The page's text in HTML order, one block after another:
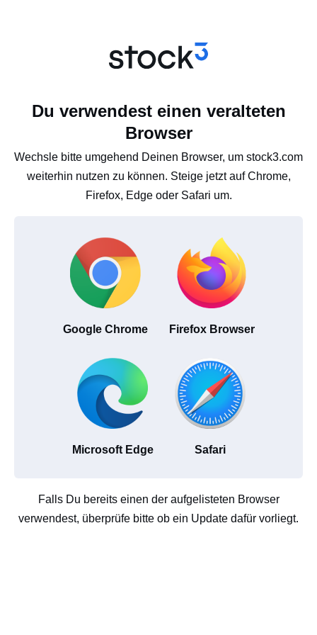
Du verwendest einen veralteten
Browser
Wechsle bitte umgehend Deinen Browser, um stock3.com
weiterhin nutzen zu können. Steige jetzt auf Chrome,
Firefox, Edge oder Safari um.
Google Chrome Firefox Browser
Microsoft Edge Safari
Falls Du bereits einen der aufgelisteten Browser
verwendest, überprüfe bitte ob ein Update dafür vorliegt.